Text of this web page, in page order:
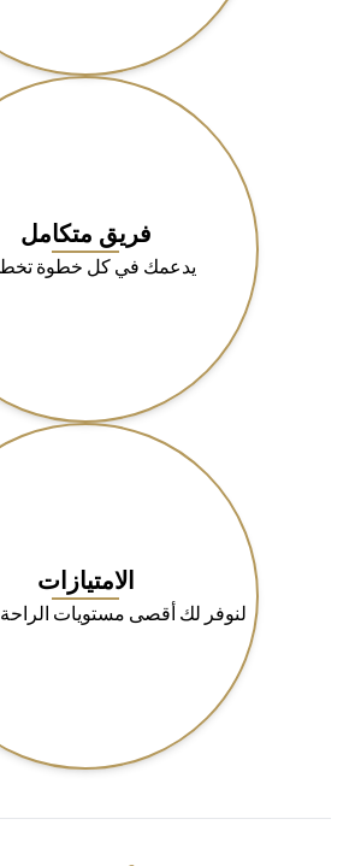
فريق متكامل
يدعمك في كل خطوة
الامتيازات
لنوفر لك أقصى مستويات